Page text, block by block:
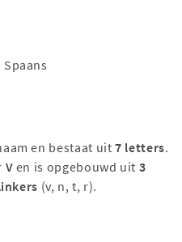
Spaans
en bestaat uit7 letters.
V en is opgebouwd uit 3
(v, n, t, r).